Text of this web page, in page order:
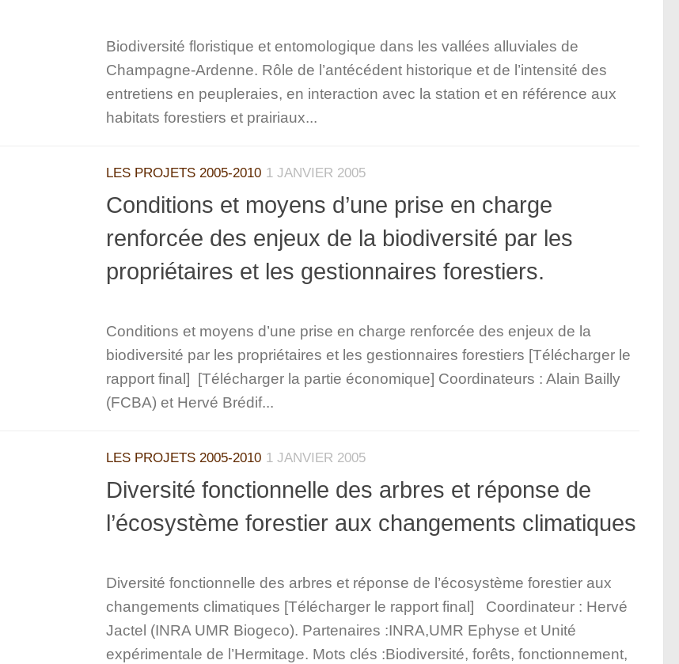
Biodiversité floristique et entomologique dans les vallées alluviales de
Champagne-Ardenne. Rôle de l’antécédent historique et de l’intensité des
entretiens en peupleraies, en interaction avec la station et en référence aux
habitats forestiers et prairiaux...
LES PROJETS 2005-2010 1 JANVIER 2005
Conditions et moyens d’une prise en charge
renforcée des enjeux de la biodiversité par les
propriétaires et les gestionnaires forestiers.
Conditions et moyens d’une prise en charge renforcée des enjeux de la
biodiversité par les propriétaires et les gestionnaires forestiers [Télécharger le
rapport final] [Télécharger la partie économique] Coordinateurs : Alain Bailly
(FCBA) et Hervé Brédif...
LES PROJETS 2005-2010 1 JANVIER 2005
Diversité fonctionnelle des arbres et réponse de
l’écosystème forestier aux changements climatiques
Diversité fonctionnelle des arbres et réponse de l’écosystème forestier aux
changements climatiques [Télécharger le rapport final] Coordinateur : Hervé
Jactel (INRA UMR Biogeco). Partenaires :INRA,UMR Ephyse et Unité
expérimentale de l’Hermitage. Mots clés :Biodiversité, forêts, fonctionnement,